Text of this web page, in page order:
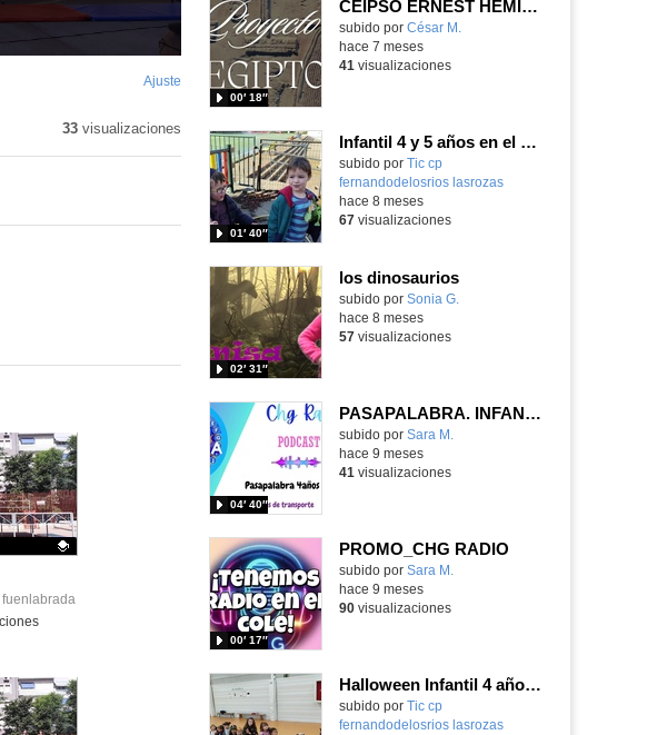
Ajuste
pantalla
33visualizaciones
fuenlabrada
CEIPSO ERNEST HEMINGWAY Presentación Proyecto EGIPTO 4 años
Contenido educativo.
subido por César M.
00′ 18″
hace 7 meses
41 visualizaciones
Infantil 4 y 5 años en el huerto_CEIP Fdlr_Las Rozas
Contenido educativo.
subido por Tic cp
fernandodelosrios lasrozas
01′ 40″
-
hace 8 meses
67visualizaciones
los dinosaurios
Contenido educativo.
subido por Sonia G.
02′ 31″
hace 8 meses
57visualizaciones
PASAPALABRA. INFANTIL 4 AÑOS. Medios de transporte
Contenido educativo.
subido por Sara M.
04′ 40″
hace 9 meses
41 visualizaciones
PROMO_CHG RADIO
Contenido educativo.
subido por Sara M.
00′ 17″
hace 9 meses
90visualizaciones
Halloween Infantil 4 años 2025-2026_CEIP FDLR_Las Rozas
Contenido educativo.
subido por Tic cp
fernandodelosrios lasrozas-